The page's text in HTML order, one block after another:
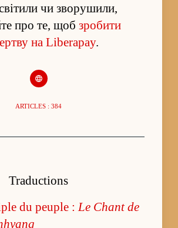
чи зворушили,
про те, щоб зробити
на Liberapay.
ARTICLES : 384
Traductions
du peuple :Le Chant de